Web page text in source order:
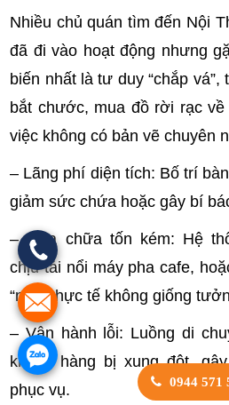
Nhiều chủ quán tìm đến Nội
đã đi vào hoạt động nhưng
biến nhất là tư duy “chắp
bắt chước, mua đồ rời rạc
việc không có bản vẽ chuyên
– Lãng phí diện tích: Bố trí
giảm sức chứa hoặc gây bí
– Sửa chữa tốn kém: Hệ
chịu tải nổi máy pha cafe,
“nhìn thực tế không giống
– Vận hành lỗi: Luồng di
khách hàng bị xung đột,
phục vụ.
0944 571